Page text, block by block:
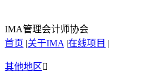
IMA管理会计师协会
首页 |关于IMA |在线项目 |
其他地区